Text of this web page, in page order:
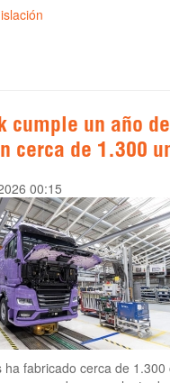
cumple un año
cerca de 1.300
00:15
ha fabricado cerca de 1.300